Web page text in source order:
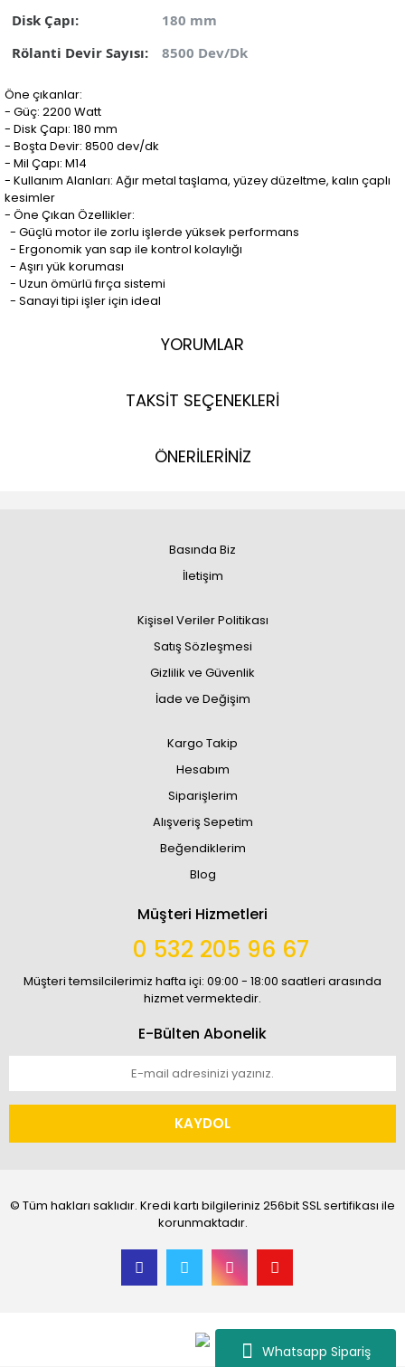
Whatsapp Sipariş
Disk Çapı:
180 mm
Rölanti Devir Sayısı:
8500 Dev/Dk
Öne çıkanlar:
- Güç: 2200 Watt
- Disk Çapı: 180 mm
- Boşta Devir: 8500 dev/dk
- Mil Çapı: M14
- Kullanım Alanları: Ağır metal taşlama, yüzey düzeltme, kalın çaplı
kesimler
- Öne Çıkan Özellikler:
- Güçlü motor ile zorlu işlerde yüksek performans
- Ergonomik yan sap ile kontrol kolaylığı
- Aşırı yük koruması
- Uzun ömürlü fırça sistemi
- Sanayi tipi işler için ideal
YORUMLAR
TAKSİT SEÇENEKLERİ
ÖNERİLERİNİZ
Basında Biz
İletişim
Kişisel Veriler Politikası
Satış Sözleşmesi
Gizlilik ve Güvenlik
İade ve Değişim
Kargo Takip
Hesabım
Siparişlerim
Alışveriş Sepetim
Beğendiklerim
Blog
Müşteri Hizmetleri
0 532 205 96 67
Müşteri temsilcilerimiz hafta içi: 09:00 - 18:00 saatleri arasında
hizmet vermektedir.
E-Bülten Abonelik
KAYDOL
© Tüm hakları saklıdır. Kredi kartı bilgileriniz 256bit SSL sertifikası ile
korunmaktadır.